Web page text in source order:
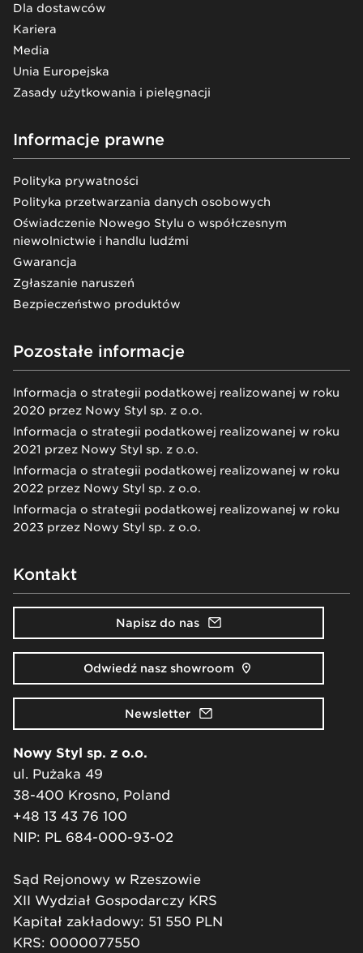
Dla dostawców
Kariera
Media
Unia Europejska
Zasady użytkowania i pielęgnacji
Informacje prawne
Polityka prywatności
Polityka przetwarzania danych osobowych
Oświadczenie Nowego Stylu o współczesnym
niewolnictwie i handlu ludźmi
Gwarancja
Zgłaszanie naruszeń
Bezpieczeństwo produktów
Pozostałe informacje
Informacja o strategii podatkowej realizowanej w roku
2020 przez Nowy Styl sp. z o.o.
Informacja o strategii podatkowej realizowanej w roku
2021 przez Nowy Styl sp. z o.o.
Informacja o strategii podatkowej realizowanej w roku
2022 przez Nowy Styl sp. z o.o.
Informacja o strategii podatkowej realizowanej w roku
2023 przez Nowy Styl sp. z o.o.
Kontakt
Napisz do nas
Odwiedź nasz showroom
Newsletter
Nowy Styl sp. z o.o.
ul. Pużaka 49
38-400 Krosno, Poland
+48 13 43 76 100
NIP: PL 684-000-93-02
Sąd Rejonowy w Rzeszowie
XII Wydział Gospodarczy KRS
Kapitał zakładowy: 51 550 PLN
KRS: 0000077550